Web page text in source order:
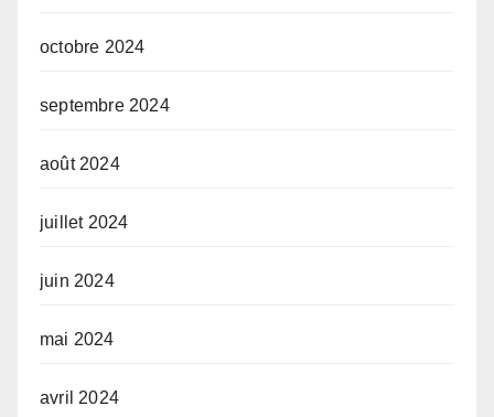
octobre 2024
septembre 2024
août 2024
juillet 2024
juin 2024
mai 2024
avril 2024